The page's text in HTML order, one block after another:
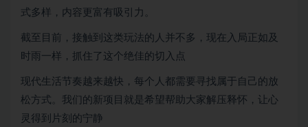
式多样，内容更富有吸引力。
截至目前，接触到这类玩法的人并不多，现在入局正如及
时雨一样，抓住了这个绝佳的切入点
现代生活节奏越来越快，每个人都需要寻找属于自己的放
松方式。我们的新项目就是希望帮助大家解压释怀，让心
灵得到片刻的宁静